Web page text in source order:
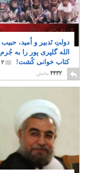
دولتِ تَدبیر و اُمید، حبیب
الله گلپری پور را به جُرم
کتاب خوانی کُشت!
۲
۴۴۳۲ پخش